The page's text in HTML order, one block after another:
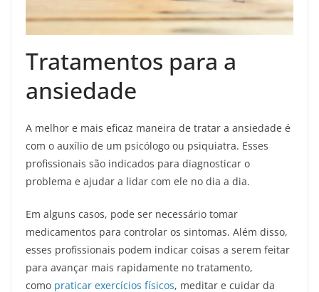
Tratamentos para a
ansiedade
A melhor e mais eficaz maneira de tratar a ansiedade é
com o auxílio de um psicólogo ou psiquiatra. Esses
profissionais são indicados para diagnosticar o
problema e ajudar a lidar com ele no dia a dia.
Em alguns casos, pode ser necessário tomar
medicamentos para controlar os sintomas. Além disso,
esses profissionais podem indicar coisas a serem feitar
para avançar mais rapidamente no tratamento,
como praticar exercícios físicos, meditar e cuidar da